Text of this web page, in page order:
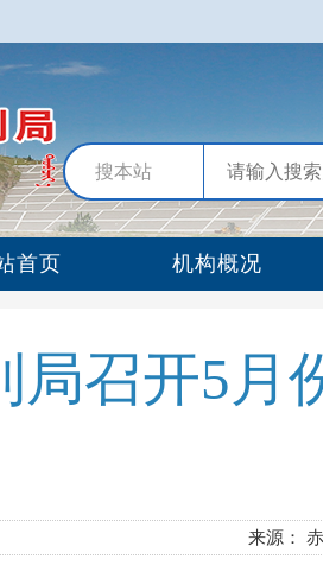
搜本站
首页 机构概况
局召开5月
来源：